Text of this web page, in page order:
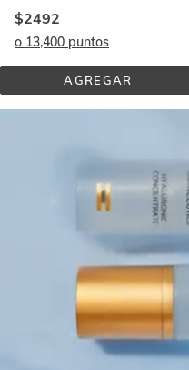
$2492
o 13,400 puntos
AGREGARISDINCEUTICS